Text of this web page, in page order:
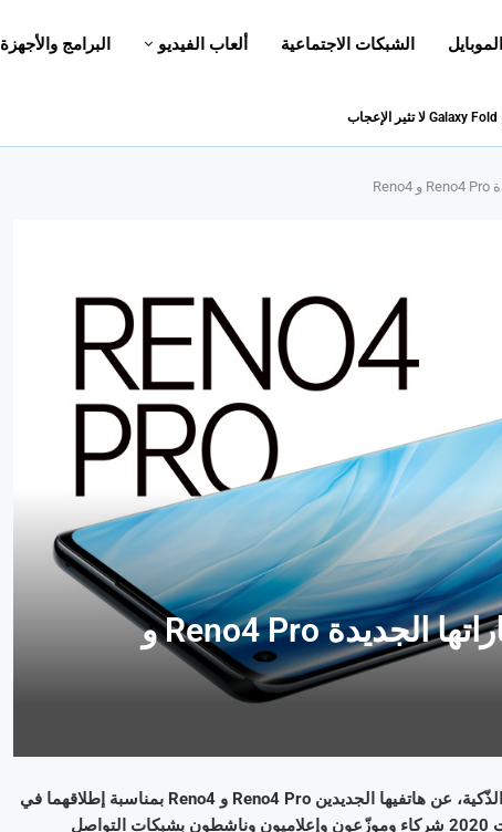
الموبايل الشبكات الاجتماعية ألعاب الفيديو البرامج والأجهزة
OPPO تكشف في تونس عن ابتكاراتها الجديدة Reno4 Pro و
كشفت OPPO ، إحدى أبرز العلامات التّجارية العالميّة الرّائدة للهواتف الذّكية، عن هاتفيها الجديدين Reno4 Pro و Reno4 بمناسبة إطلاقهما في
السّوق التّونسيّة. وحضر حفل الإطلاق، الذي التأم بالعاصمة يوم 27 أوت 2020 شركاء وموزّعون وإعلاميون وناشطون بشبكات التواصل